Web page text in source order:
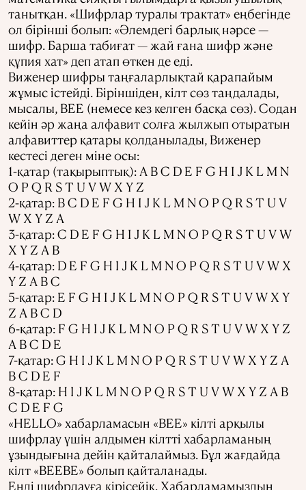
танытқан. «Шифрлар туралы трактат» еңбегінде
ол бірінші болып: «Әлемдегі барлық нәрсе —
шифр. Барша табиғат — жай ғана шифр және
құпия хат» деп атап өткен де еді.
Виженер шифры таңғаларлықтай қарапайым
жұмыс істейді. Біріншіден, кілт сөз таңдалады,
мысалы, BEE (немесе кез келген басқа сөз). Содан
кейін әр жаңа алфавит солға жылжып отыратын
алфавиттер қатары қолданылады, Виженер
кестесі деген міне осы:
1-қатар (тақырыптық): A B C D E F G H I J K L M N
O P Q R S T U V W X Y Z
2-қатар: B C D E F G H I J K L M N O P Q R S T U V
W X Y Z A
3-қатар: C D E F G H I J K L M N O P Q R S T U V W
X Y Z A B
4-қатар: D E F G H I J K L M N O P Q R S T U V W X
Y Z A B C
5-қатар: E F G H I J K L M N O P Q R S T U V W X Y
Z A B C D
6-қатар: F G H I J K L M N O P Q R S T U V W X Y Z
A B C D E
7-қатар: G H I J K L M N O P Q R S T U V W X Y Z A
B C D E F
8-қатар: H I J K L M N O P Q R S T U V W X Y Z A B
C D E F G
«HELLO» хабарламасын «BEE» кілті арқылы
шифрлау үшін алдымен кілтті хабарламаның
ұзындығына дейін қайталаймыз. Бұл жағдайда
кілт «BEEBE» болып қайталанады.
Енді шифрлауға кірісейік. Хабарламамыздың